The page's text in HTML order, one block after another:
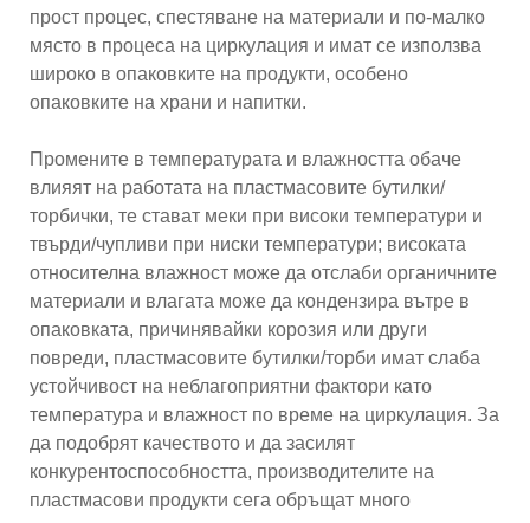
прост процес, спестяване на материали и по-малко
място в процеса на циркулация и имат се използва
широко в опаковките на продукти, особено
опаковките на храни и напитки.
Промените в температурата и влажността обаче
влияят на работата на пластмасовите бутилки/
торбички, те стават меки при високи температури и
твърди/чупливи при ниски температури; високата
относителна влажност може да отслаби органичните
материали и влагата може да кондензира вътре в
опаковката, причинявайки корозия или други
повреди, пластмасовите бутилки/торби имат слаба
устойчивост на неблагоприятни фактори като
температура и влажност по време на циркулация. За
да подобрят качеството и да засилят
конкурентоспособността, производителите на
пластмасови продукти сега обръщат много